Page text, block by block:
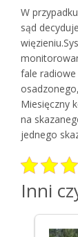
W
sąd
fale
Miesięczny
na
jednego
Inni